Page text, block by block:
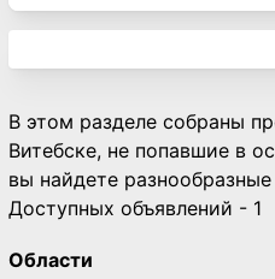
В этом разделе собраны
Витебске, не попавшие в
вы найдете
Доступных объявлений - 1
Области